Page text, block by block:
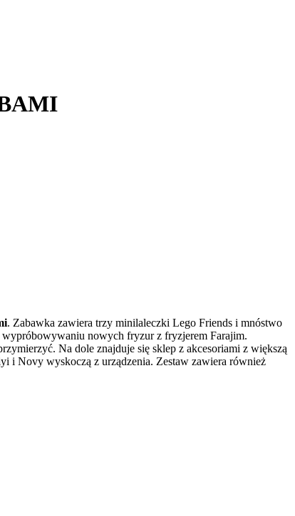
. Zabawka zawiera trzy minilaleczki Lego Friends i mnóstwo
nowych fryzur z fryzjerem Farajim.
Na dole znajduje się sklep z akcesoriami z większą
i Novy wyskoczą z urządzenia. Zestaw zawiera również